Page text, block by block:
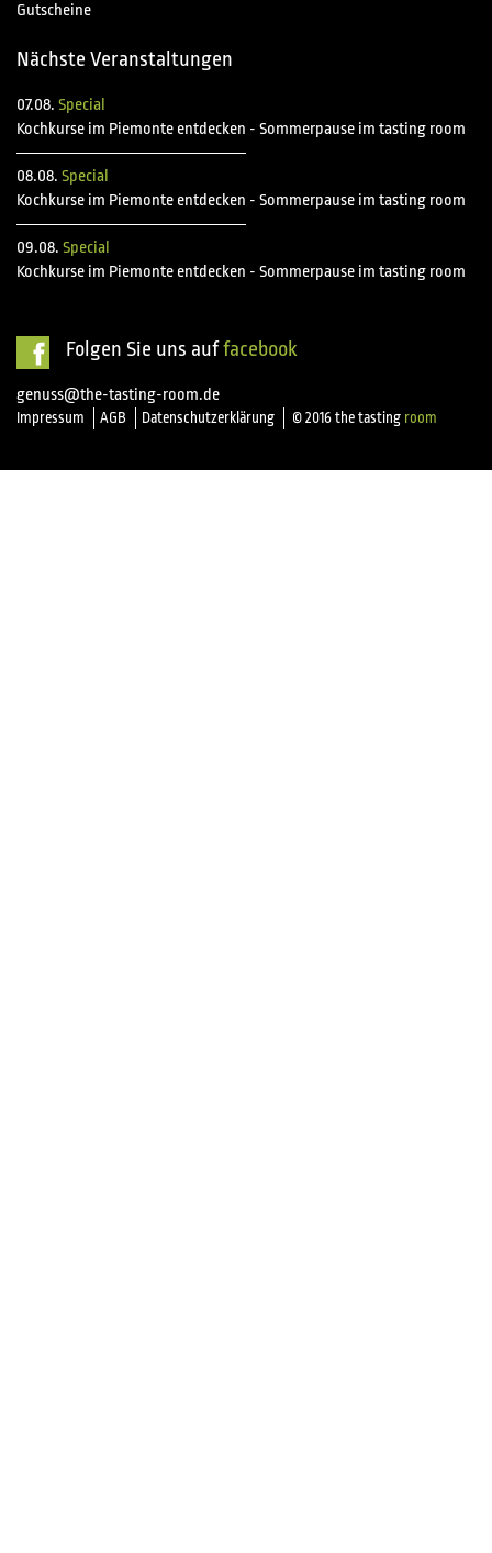
Gutscheine
Nächste Veranstaltungen
07.08. Special
Kochkurse im Piemonte entdecken - Sommerpause im tasting room
08.08. Special
Kochkurse im Piemonte entdecken - Sommerpause im tasting room
09.08. Special
Kochkurse im Piemonte entdecken - Sommerpause im tasting room
Folgen Sie uns auffacebook
genuss@the-tasting-room.de
Impressum AGB Datenschutzerklärung © 2016 the tasting room